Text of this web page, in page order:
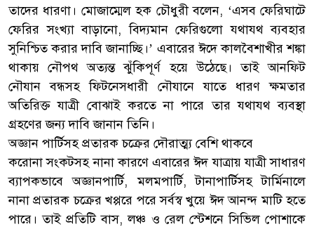
তাদের ধারণা। মোজাম্মেল হক চৌধুরী বলেন, ‘এসব ফেরিঘাটে
ফেরির সংখ্যা বাড়ানো, বিদ্যমান ফেরিগুলো যথাযথ ব্যবহার
সুনিশ্চিত করার দাবি জানাচ্ছি।’ এবারের ঈদে কালবৈশাখীর শঙ্কা
থাকায় নৌপথ অত্যন্ত ঝুঁকিপূর্ণ হয়ে উঠেছে। তাই আনফিট
নৌযান বন্ধসহ ফিটনেসধারী নৌযানে যাতে ধারণ ক্ষমতার
অতিরিক্ত যাত্রী বোঝাই করতে না পারে তার যথাযথ ব্যবস্থা
গ্রহণের জন্য দাবি জানান তিনি।
অজ্ঞান পার্টিসহ প্রতারক চক্রের দৌরাত্ম্য বেশি থাকবে
করোনা সংকটসহ নানা কারণে এবারের ঈদ যাত্রায় যাত্রী সাধারণ
ব্যাপকভাবে অজ্ঞানপার্টি, মলমপার্টি, টানাপার্টিসহ টার্মিনালে
নানা প্রতারক চক্রের খপ্পরে পরে সর্বস্ব খুয়ে ঈদ আনন্দ মাটি হতে
পারে। তাই প্রতিটি বাস, লঞ্চ ও রেল স্টেশনে সিভিল পোশাকে